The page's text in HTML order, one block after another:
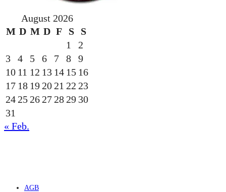
August 2026
M D M D F S
S
1
2
3
4 5 6 7 8
9
10 11 12 13 14 15 16
17 18 19 20 21 22 23
24 25 26 27 28 29 30
31
« Feb.
AGB